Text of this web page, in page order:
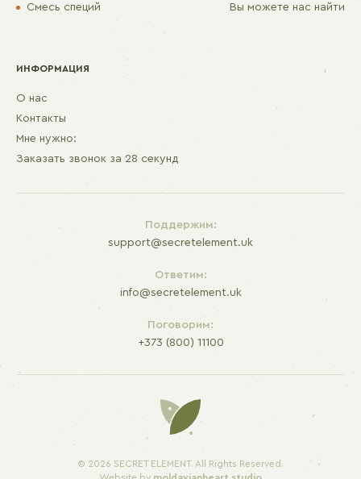
Вы можете нас найти
Смесь специй
ИНФОРМАЦИЯ
О нас
Контакты
Мне нужно:
Заказать звонок за 28 секунд
Поддержим:
support@secretelement.uk
Ответим:
info@secretelement.uk
Поговорим:
+373 (800) 11100
© 2026 SECRET ELEMENT. All Rights Reserved.